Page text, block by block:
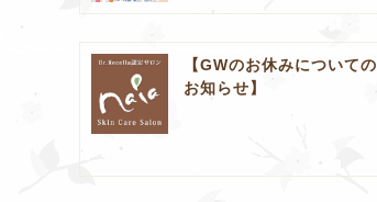
【GWのお休みについての
お知らせ】